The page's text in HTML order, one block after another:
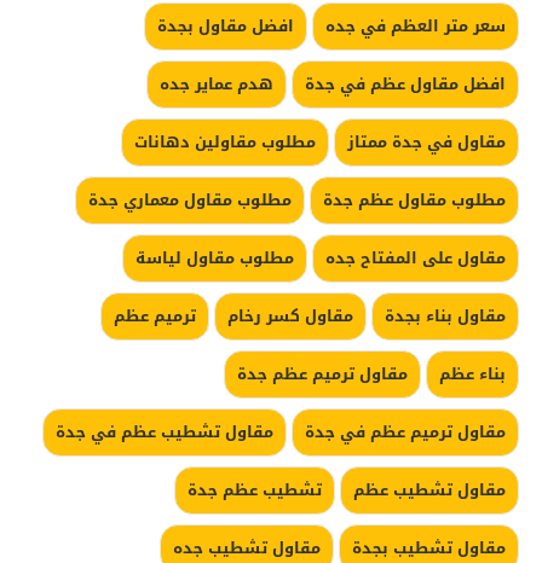
سعر متر العظم في جده
افضل مقاول بجدة
افضل مقاول عظم في جدة
هدم عماير جده
مقاول في جدة ممتاز
مطلوب مقاولين دهانات
مطلوب مقاول عظم جدة
مطلوب مقاول معماري جدة
مقاول على المفتاح جده
مطلوب مقاول لياسة
مقاول بناء بجدة
مقاول كسر رخام
ترميم عظم
بناء عظم
مقاول ترميم عظم جدة
مقاول ترميم عظم في جدة
مقاول تشطيب عظم في جدة
مقاول تشطيب عظم
تشطيب عظم جدة
مقاول تشطيب بجدة
مقاول تشطيب جده